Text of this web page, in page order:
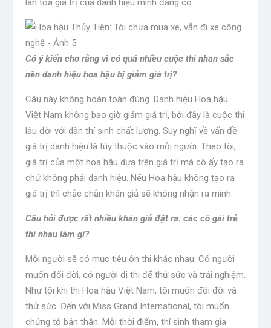
lan tỏa giá trị của danh hiệu mình đang có.
Có ý kiến ​​cho rằng vì có quá nhiều cuộc thi nhan sắc
nên danh hiệu hoa hậu bị giảm giá trị?
Câu này không hoàn toàn đúng. Danh hiệu Hoa hậu
Việt Nam không bao giờ giảm giá trị, bởi đây là cuộc thi
lâu đời với dàn thí sinh chất lượng. Suy nghĩ về vấn đề
giá trị danh hiệu là tùy thuộc vào mỗi người. Theo tôi,
giá trị của một hoa hậu dựa trên giá trị mà cô ấy tạo ra
chứ không phải danh hiệu. Nếu Hoa hậu không tạo ra
giá trị thì chắc chắn khán giả sẽ không nhận ra mình.
Câu hỏi được rất nhiều khán giả đặt ra: các cô gái trẻ
thi nhau làm gì?
Mỗi người sẽ có mục tiêu ôn thi khác nhau. Có người
muốn đổi đời, có người đi thi để thử sức và trải nghiệm.
Như tôi khi thi Hoa hậu Việt Nam, tôi muốn đổi đời và
thử sức. Đến với Miss Grand International, tôi muốn
chứng tỏ bản thân. Mỗi thời điểm, thí sinh tham gia